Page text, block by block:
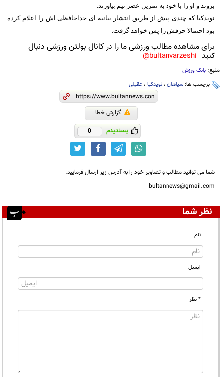
بروند و او را با خود به تمرین عصر تیم بیاورند.
نویدکیا که چندی پیش از طریق انتشار بیانیه ای خداحافظی اش را اعلام کرده
بود احتمالا حرفش را پس خواهد گرفت.
برای مشاهده مطالب ورزشی ما را در کانال بولتن ورزشی دنبال
کنید bultanvarzeshi@
منبع: بانک ورزش
برچسب ها: سپاهان ، نویدکیا ، عقیلی
گزارش خطا
پسندیدم 0
شما می توانید مطالب و تصاویر خود را به آدرس زیر ارسال فرمایید.
bultannews@gmail.com
نظر شما
نام
ایمیل
* نظر